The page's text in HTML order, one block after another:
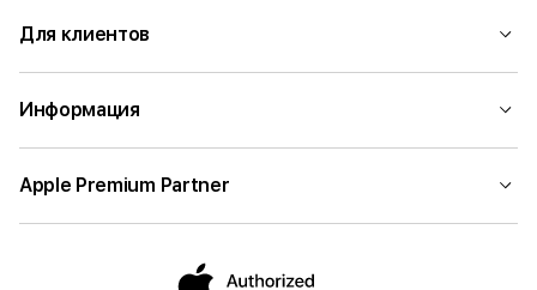
Для клиентов
Информация
Apple Premium Partner